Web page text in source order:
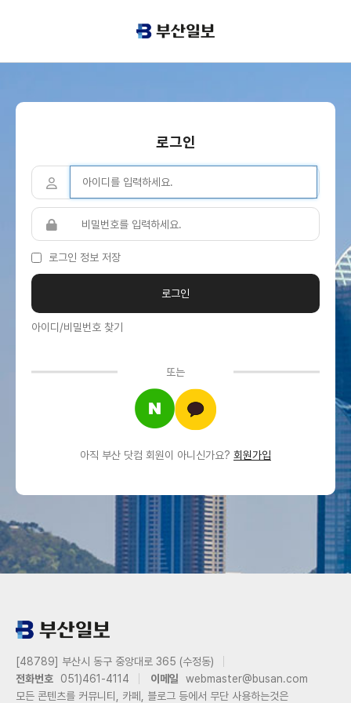
로그인
로그인 정보 저장
아이디/비밀번호 찾기
또는
아직 부산 닷컴 회원이 아니신가요? 회원가입
[48789] 부산시 동구 중앙대로 365 (수정동)
전화번호
051)461-4114 이메일
webmaster@busan.com
모든 콘텐츠를 커뮤니티, 카페, 블로그 등에서 무단 사용하는것은